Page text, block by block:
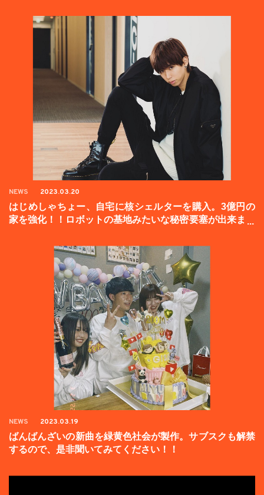
NEWS 2023.03.20
はじめしゃちょー、自宅に核シェルターを購入。3億円の
家を強化！！ロボットの基地みたいな秘密要塞が出来まし
NEWS 2023.03.19
ばんばんざいの新曲を緑黄色社会が製作。サブスクも解禁
するので、是非聞いてみてください！！